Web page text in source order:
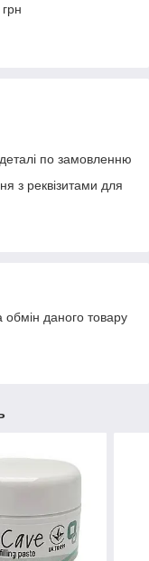
по замовленню
з реквізитами для
даного товару